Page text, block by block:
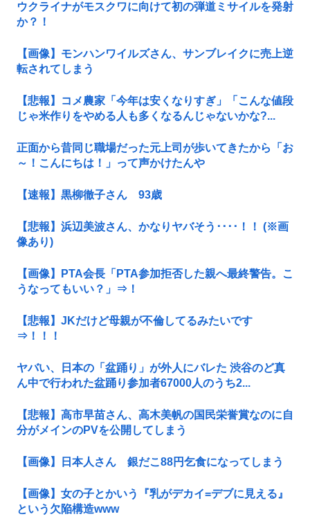
ウクライナがモスクワに向けて初の弾道ミサイルを発射
か？！
【画像】モンハンワイルズさん、サンブレイクに売上逆
転されてしまう
【悲報】コメ農家「今年は安くなりすぎ」「こんな値段
じゃ米作りをやめる人も多くなるんじゃないかな?...
正面から昔同じ職場だった元上司が歩いてきたから「お
～！こんにちは！」って声かけたんや
【速報】黒柳徹子さん 93歳
【悲報】浜辺美波さん、かなりヤバそう････！！ (※画
像あり)
【画像】PTA会長「PTA参加拒否した親へ最終警告。こ
うなってもいい？」⇒！
【悲報】JKだけど母親が不倫してるみたいです
⇒！！！
ヤバい、日本の「盆踊り」が外人にバレた 渋谷のど真
ん中で行われた盆踊り参加者67000人のうち2...
【悲報】高市早苗さん、高木美帆の国民栄誉賞なのに自
分がメインのPVを公開してしまう
【画像】日本人さん 銀だこ88円乞食になってしまう
【画像】女の子とかいう『乳がデカイ=デブに見える』
という欠陥構造www